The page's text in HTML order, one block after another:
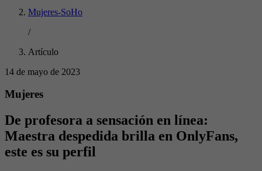
Mujeres-SoHo
/
Artículo
14 de mayo de 2023
Mujeres
De profesora a sensación en línea:
Maestra despedida brilla en OnlyFans,
este es su perfil